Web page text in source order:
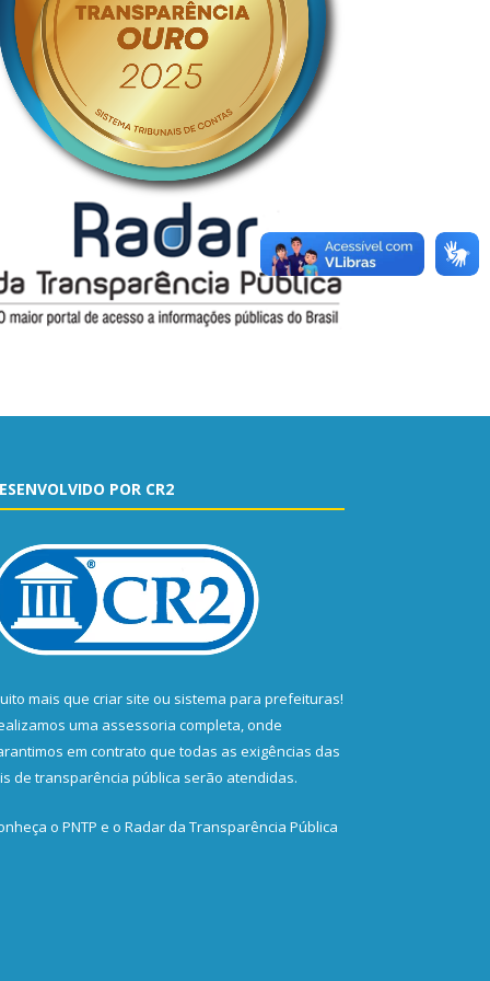
POR CR2
mais que criar site ou sistema para prefeituras!
uma assessoria completa, onde
em contrato que todas as exigências das
de transparência pública serão atendidas.
o PNTP e o Radar da Transparência Pública